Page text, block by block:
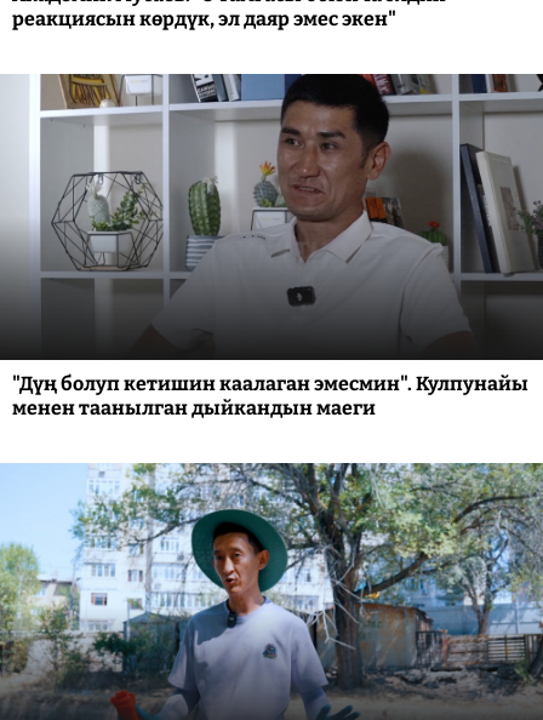
реакциясын көрдүк, эл даяр эмес экен"
"Дүң болуп кетишин каалаган эмесмин". Кулпунайы
менен таанылган дыйкандын маеги